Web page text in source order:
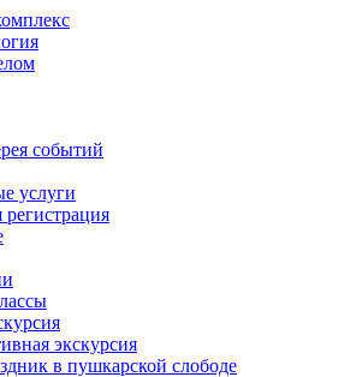
событий
услуги
экскурсия
в пушкарской слободе